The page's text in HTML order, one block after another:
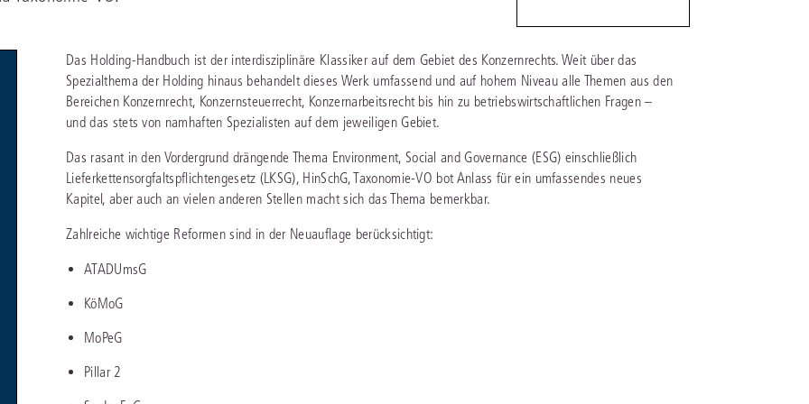
Arbeitsrecht
Außenwirtschaftsrecht
Compliance
IT-und Medienrecht
Notare
Öffentliches Dienstrecht
Sozialrecht
Praxisnah und intuitiv: Schutz vor rechtlichen
Risikenfür Unternehmen, Institutionen
und Steuerberater.
mehr erfahren
Qualifiziert und zertifiziert: Online-
Fortbildungenfür Fachanwältein allen
wichtigen Fachgebieten.
mehr erfahren
für eine erste Produktempfehlung.
Unternehmen
Referendariat
WEITERE SERVICES
FAQ
Veranstaltungen
juris PraxisReporte
(Mo-Fr 8-18 Uhr).
Das Holding-Handbuch ist der interdisziplinäre Klassiker auf dem Gebiet des Konzernrechts. Weit über das
Spezialthema der Holding hinaus behandelt dieses Werk umfassend und auf hohem Niveau alle Themen aus den
Bereichen Konzernrecht, Konzernsteuerrecht, Konzernarbeitsrecht bis hin zu betriebswirtschaftlichen Fragen –
und das stets von namhaften Spezialisten auf dem jeweiligen Gebiet.
Das rasant in den Vordergrund drängende Thema Environment, Social and Governance (ESG) einschließlich
Lieferkettensorgfaltspflichtengesetz (LKSG), HinSchG, Taxonomie-VO bot Anlass für ein umfassendes neues
Kapitel, aber auch an vielen anderen Stellen macht sich das Thema bemerkbar.
Zahlreiche wichtige Reformen sind in der Neuauflage berücksichtigt:
ATADUmsG
KöMoG
MoPeG
Pillar 2